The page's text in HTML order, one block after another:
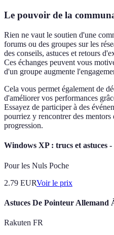
Le pouvoir de la
Rien ne vaut le soutien d'une
forums ou des groupes sur les
des conseils, astuces et retours
Ces échanges peuvent vous
d'un groupe augmente
Cela vous permet également de
d'améliorer vos performances
Essayez de participer à des
pourriez y rencontrer des
progression.
Windows XP : trucs et astuces
Pour les Nuls Poche
2.79 EURVoir le prix
Astuces De Pointeur Allemand
Rakuten FR